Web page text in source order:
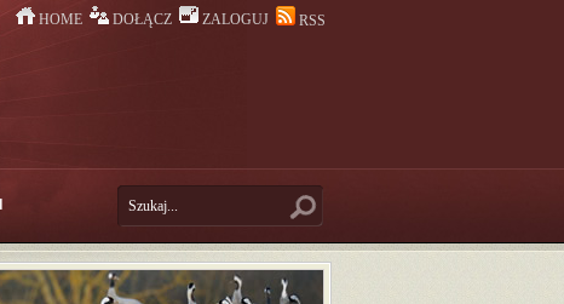
HOME DOŁĄCZ ZALOGUJ RSS